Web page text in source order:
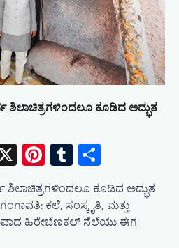
ಕೂಡಿದ ಅದ್ಭುತ
X Pinterest
Tumblr
ಕೂಡಿದ ಅದ್ಭುತ
ಕಲೆ, ಸಂಸ್ಕೃತಿ, ಮತ್ತು
ಹಿರೇಬೆಣಕಲ್ ನೆಲೆಯು ಈಗ